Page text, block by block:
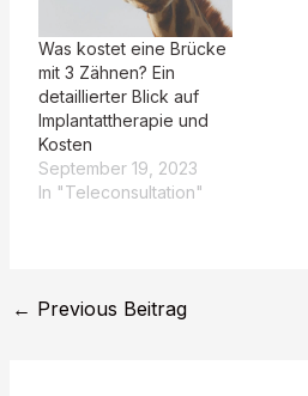
Was kostet eine Brücke
mit 3 Zähnen? Ein
detaillierter Blick auf
Implantattherapie und
Kosten
September 19, 2023
In "Teleconsultation"
← Previous Beitrag